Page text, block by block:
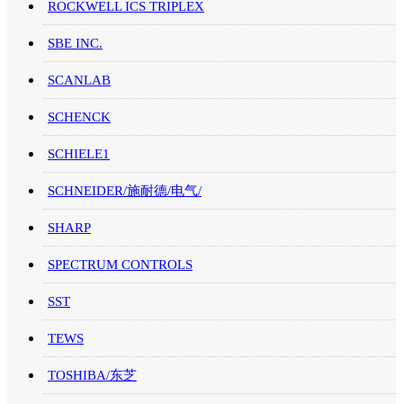
ROCKWELL ICS TRIPLEX
SBE INC.
SCANLAB
SCHENCK
SCHIELE1
SCHNEIDER/施耐德/电气/
SHARP
SPECTRUM CONTROLS
SST
TEWS
TOSHIBA/东芝